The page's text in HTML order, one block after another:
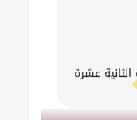
عشرة